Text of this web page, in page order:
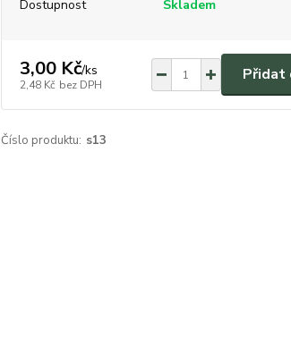
Dostupnost Skladem
3,00 Kč/ks
2,48 Kč bez DPH
Přidat
Číslo produktu: s13